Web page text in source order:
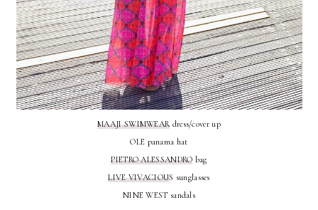
MAAJI SWIMWEARdress/cover up
OLE panama hat
PIETRO ALESSANDRO bag
LIVE VIVACIOUS sunglasses
NINE WEST sandals